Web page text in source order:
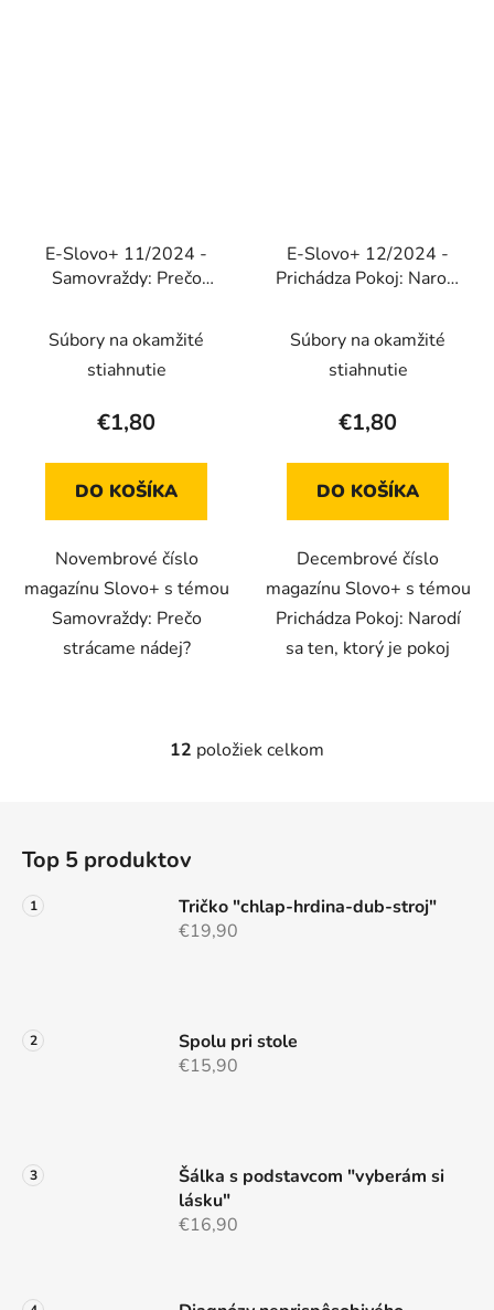
E-Slovo+ 11/2024 -
Samovraždy: Prečo
(Elektronické vydanie)
Súbory na okamžité
stiahnutie
€1,80
DO KOŠÍKA
Novembrové číslo
magazínu Slovo+ s témou
Samovraždy: Prečo
strácame nádej?
E-Slovo+ 12/2024 -
Prichádza Pokoj: Narodí
(Elektronické vydanie)
Súbory na okamžité
stiahnutie
€1,80
DO KOŠÍKA
Decembrové číslo
magazínu Slovo+ s témou
Prichádza Pokoj: Narodí
sa ten, ktorý je pokoj
O
c
v
k
i
12 položiek celkom
Top 5 produktov
Tričko "chlap-hrdina-dub-stroj"
€19,90
Spolu pri stole
€15,90
Šálka s podstavcom "vyberám si
lásku"
€16,90